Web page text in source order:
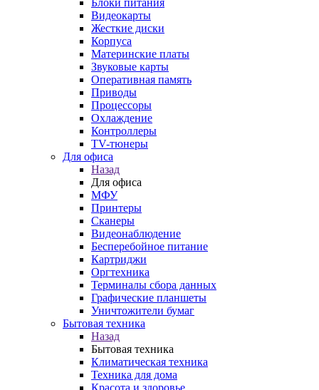
Блоки питания
Видеокарты
Жесткие диски
Корпуса
Материнские платы
Звуковые карты
Оперативная память
Приводы
Процессоры
Охлаждение
Контроллеры
TV-тюнеры
Для офиса
Назад
Для офиса
МФУ
Принтеры
Сканеры
Видеонаблюдение
Бесперебойное питание
Картриджи
Оргтехника
Терминалы сбора данных
Графические планшеты
Уничтожители бумаг
Бытовая техника
Назад
Бытовая техника
Климатическая техника
Техника для дома
Красота и здоровье